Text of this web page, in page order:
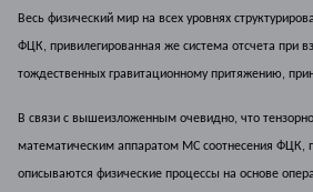
Весь физический мир на всех уровнях
ФЦК, привилегированная же система отсчета при
тождественных гравитационному притяжению,
В связи с вышеизложенным очевидно, что
математическим аппаратом МС соотнесения ФЦК,
описываются физические процессы на основе